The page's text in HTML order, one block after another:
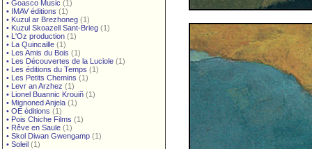
• Goasco Music (1)
• IMAV éditions (1)
• Kuzul ar Brezhoneg (1)
• Kuzul Skoazell Sant-Brieg (1)
• L'Oz production (1)
• La Quincaille (1)
• Les Amis du Bois (1)
• Les Découvertes de la Luciole (1)
• Les éditions du Temps (1)
• Les Petits Chemins (1)
• Levr an Arzhez (1)
• Lionel Buannic Krouiñ (1)
• Mignoned Anjela (1)
• OE éditions (1)
• Pois Chiche Films (1)
• Rêve en Saule (1)
• Skol Diwan Gwengamp (1)
• Soleil (1)